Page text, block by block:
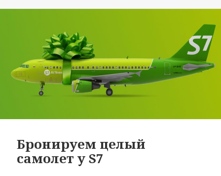
Бронируем целый
самолет у S7